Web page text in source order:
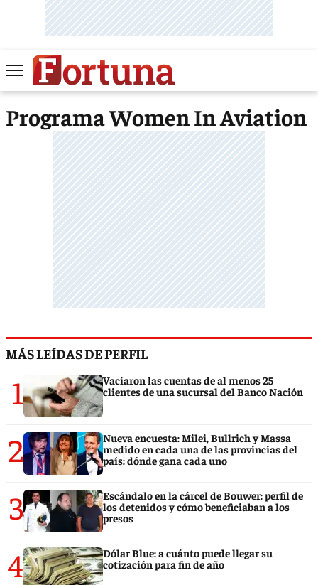
Programa Women In Aviation
MÁS LEÍDAS DE PERFIL
1
Vaciaron las cuentas de al menos 25
clientes de una sucursal del Banco Nación
2
Nueva encuesta: Milei, Bullrich y Massa
medido en cada una de las provincias del
país: dónde gana cada uno
3
Escándalo en la cárcel de Bouwer: perfil de
los detenidos y cómo beneficiaban a los
presos
4
Dólar Blue: a cuánto puede llegar su
cotización para fin de año